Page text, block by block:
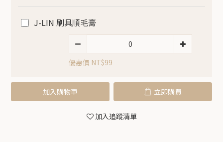
J-LIN 刷具順毛膏
優惠價 NT$99
加入購物車 立即購買
加入追蹤清單